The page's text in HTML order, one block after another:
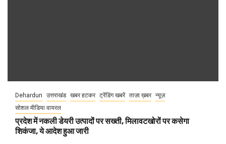
Dehardun उत्तराखंड खबर हटकर ट्रेंडिंग खबरें ताज़ा ख़बर न्यूज़
सोशल मीडिया वायरल
प्रदेश में नकली डेयरी उत्पादों पर सख्ती, मिलावटखोरों पर कसेगा
शिकंजा, ये आदेश हुआ जारी